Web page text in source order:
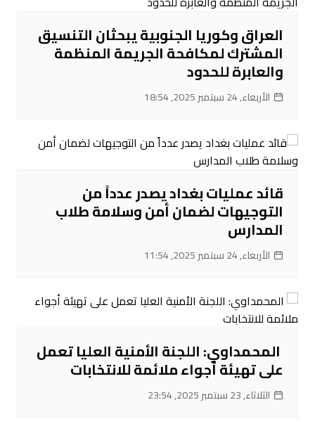
العراق وكوريا الجنوبية يبحثان التنسيق
المشترك لمكافحة الجريمة المنظمة
والعابرة للحدود
الأربعاء, 24 سبتمبر 2025, 18:54
قائد عمليات بغداد يصدر عدداً من
التوجيهات لضمان أمن وسلامة طلاب
المدارس
الأربعاء, 24 سبتمبر 2025, 11:54
‌ المحمداوي: اللجنة الأمنية العليا تعمل
على تهيئة أجواء ملائمة للانتخابات
الثلاثاء, 23 سبتمبر 2025, 23:54